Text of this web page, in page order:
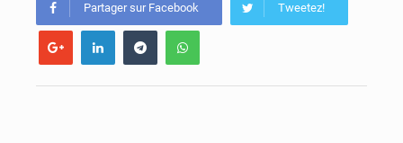
Partager sur Facebook Tweetez!